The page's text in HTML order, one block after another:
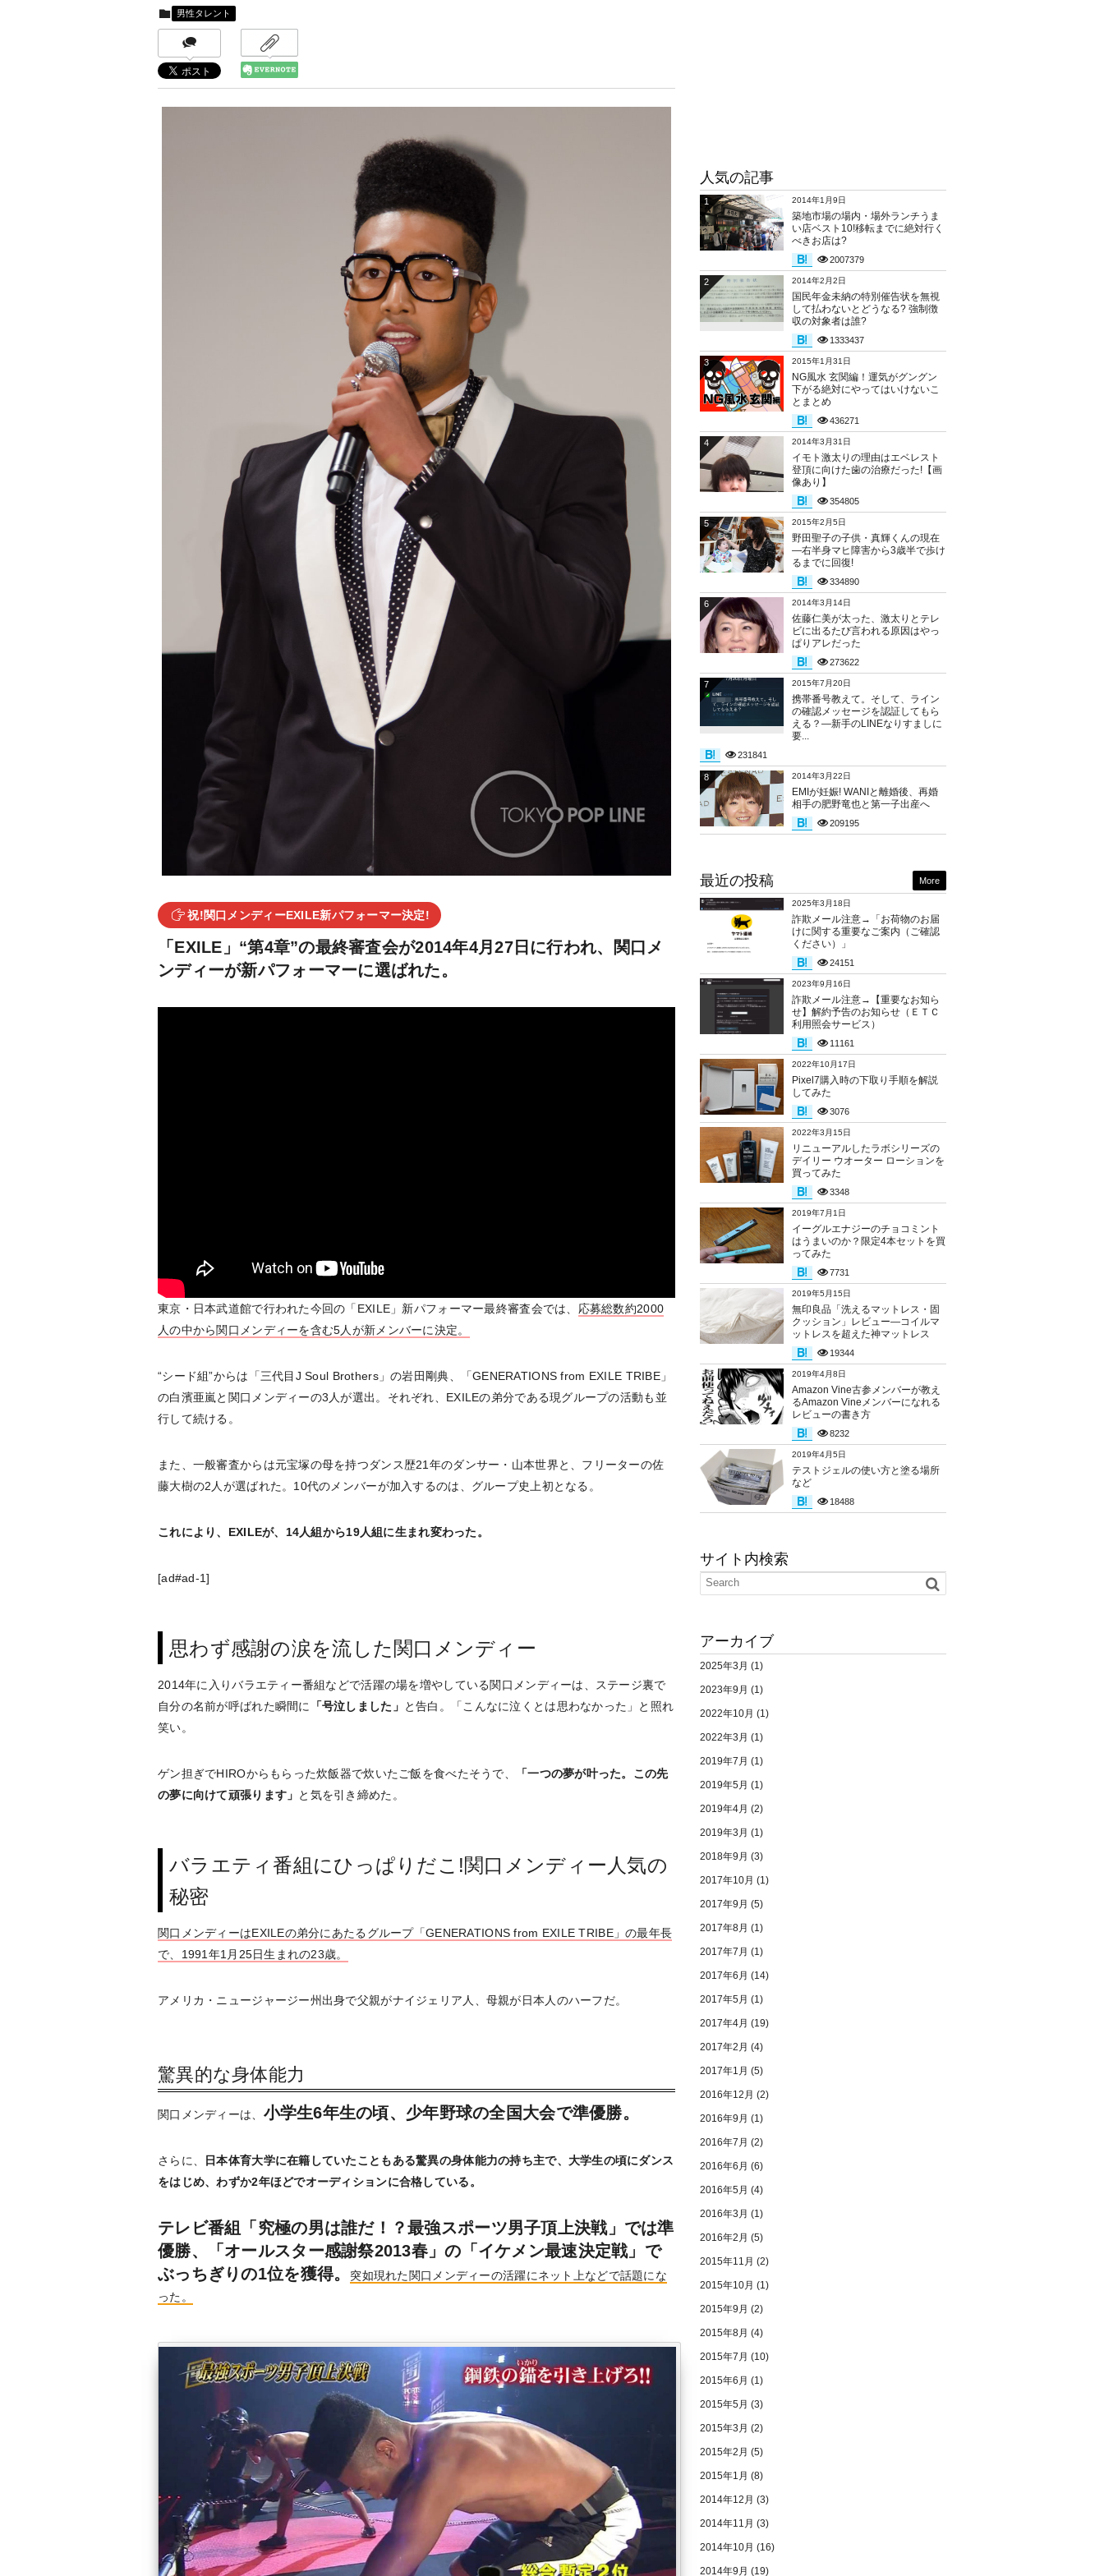
男性タレント
祝!関口メンディーEXILE新パフォーマー決定!
「EXILE」“第4章”の最終審査会が2014年4月27日に行われ、関口メ
ンディーが新パフォーマーに選ばれた。
東京・日本武道館で行われた今回の「EXILE」新パフォーマー最終審査会では、 応募総数約2000
人の中から関口メンディーを含む5人が新メンバーに決定。
“シード組”からは「三代目J Soul Brothers」の岩田剛典、「GENERATIONS from EXILE TRIBE」
の白濱亜嵐と関口メンディーの3人が選出。それぞれ、EXILEの弟分である現グループの活動も並
行して続ける。
また、一般審査からは元宝塚の母を持つダンス歴21年のダンサー・山本世界と、フリーターの佐
藤大樹の2人が選ばれた。10代のメンバーが加入するのは、グループ史上初となる。
これにより、EXILEが、14人組から19人組に生まれ変わった。
[ad#ad-1]
思わず感謝の涙を流した関口メンディー
2014年に入りバラエティー番組などで活躍の場を増やしている関口メンディーは、ステージ裏で
自分の名前が呼ばれた瞬間に
「号泣しました」 と告白。「こんなに泣くとは思わなかった」と照れ
笑い。
ゲン担ぎでHIROからもらった炊飯器で炊いたご飯を食べたそうで、
「一つの夢が叶った。この先
の夢に向けて頑張ります」 と気を引き締めた。
バラエティ番組にひっぱりだこ!関口メンディー人気の
秘密
関口メンディーはEXILEの弟分にあたるグループ「GENERATIONS from EXILE TRIBE」の最年長
で、1991年1月25日生まれの23歳。
アメリカ・ニュージャージー州出身で父親がナイジェリア人、母親が日本人のハーフだ。
驚異的な身体能力
関口メンディーは、 小学生6年生の頃、少年野球の全国大会で準優勝。
さらに、
日本体育大学に在籍していたこともある驚異の身体能力の持ち主で、大学生の頃にダンス
をはじめ、わずか2年ほどでオーディションに合格している。
テレビ番組「究極の男は誰だ！？最強スポーツ男子頂上決戦」では準
優勝、「オールスター感謝祭2013春」の「イケメン最速決定戦」で
ぶっちぎりの1位を獲得。
突如現れた関口メンディーの活躍にネット上などで話題にな
った。
人気の記事
2014年1月9日
築地市場の場内・場外ランチうま
い店ベスト10!移転までに絶対行く
べきお店は?
2007379
1
2014年2月2日
国民年金未納の特別催告状を無視
して払わないとどうなる? 強制徴
収の対象者は誰?
1333437
2
2015年1月31日
NG風水 玄関編！運気がグングン
下がる絶対にやってはいけないこ
とまとめ
436271
3
2014年3月31日
イモト激太りの理由はエベレスト
登頂に向けた歯の治療だった!【画
像あり】
354805
4
2015年2月5日
野田聖子の子供・真輝くんの現在
―右半身マヒ障害から3歳半で歩け
るまでに回復!
334890
5
2014年3月14日
佐藤仁美が太った、激太りとテレ
ビに出るたび言われる原因はやっ
ぱりアレだった
273622
6
2015年7月20日
携帯番号教えて。そして、ライン
の確認メッセージを認証してもら
える？―新手のLINEなりすましに
要...
231841
7
2014年3月22日
EMIが妊娠! WANIと離婚後、再婚
相手の肥野竜也と第一子出産へ
209195
8
最近の投稿
2025年3月18日
詐欺メール注意→「お荷物のお届
けに関する重要なご案内（ご確認
ください）」
24151
2023年9月16日
詐欺メール注意→【重要なお知ら
せ】解約予告のお知らせ（ＥＴＣ
利用照会サービス）
11161
2022年10月17日
Pixel7購入時の下取り手順を解説
してみた
3076
2022年3月15日
リニューアルしたラボシリーズの
デイリー ウオーター ローションを
買ってみた
3348
2019年7月1日
イーグルエナジーのチョコミント
はうまいのか？限定4本セットを買
ってみた
7731
2019年5月15日
無印良品「洗えるマットレス・固
クッション」レビュー―コイルマ
ットレスを超えた神マットレス
19344
2019年4月8日
Amazon Vine古参メンバーが教え
るAmazon Vineメンバーになれる
レビューの書き方
8232
2019年4月5日
テストジェルの使い方と塗る場所
など
18488
More
サイト内検索
アーカイブ
2025年3月 (1)
2023年9月 (1)
2022年10月 (1)
2022年3月 (1)
2019年7月 (1)
2019年5月 (1)
2019年4月 (2)
2019年3月 (1)
2018年9月 (3)
2017年10月 (1)
2017年9月 (5)
2017年8月 (1)
2017年7月 (1)
2017年6月 (14)
2017年5月 (1)
2017年4月 (19)
2017年2月 (4)
2017年1月 (5)
2016年12月 (2)
2016年9月 (1)
2016年7月 (2)
2016年6月 (6)
2016年5月 (4)
2016年3月 (1)
2016年2月 (5)
2015年11月 (2)
2015年10月 (1)
2015年9月 (2)
2015年8月 (4)
2015年7月 (10)
2015年6月 (1)
2015年5月 (3)
2015年3月 (2)
2015年2月 (5)
2015年1月 (8)
2014年12月 (3)
2014年11月 (3)
2014年10月 (16)
2014年9月 (19)